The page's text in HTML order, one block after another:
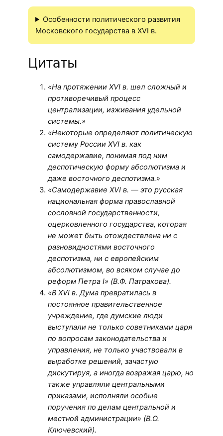
Особенности политического развития
Московского государства в XVI в.
Цитаты
«На протяжении XVI в. шел сложный и
противоречивый процесс
централизации, изживания удельной
системы.»
«Некоторые определяют политическую
систему России XVI в. как
самодержавие, понимая под ним
деспотическую форму абсолютизма и
даже восточного деспотизма.»
«Самодержавие XVI в. — это русская
национальная форма православной
сословной государственности,
оцерковленного государства, которая
не может быть отождествлена ни с
разновидностями восточного
деспотизма, ни с европейским
абсолютизмом, во всяком случае до
реформ Петра I» (В.Ф. Патракова).
«В XVI в. Дума превратилась в
постоянное правительственное
учреждение, где думские люди
выступали не только советниками царя
по вопросам законодательства и
управления, не только участвовали в
выработке решений, зачастую
дискутируя, а иногда возражая царю, но
также управляли центральными
приказами, исполняли особые
поручения по делам центральной и
местной администрации» (В.О.
Ключевский).